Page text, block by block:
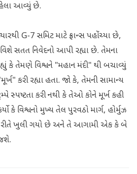
આવ્યું છે.
G-7 સમિટ માટે ફ્રાન્સ પહોંચ્યા છે,
સતત નિવેદનો આપી રહ્યા છે. તેમના
કે તેમણે વિશ્વને "મહાન મંદી" થી બચાવ્યું
કરી રહ્યા હતા. જો કે, તેમની સામાન્ય
સ્પષ્ટતા કરી નથી કે તેઓ કોને મૂર્ખ કહી
કે વિશ્વનો મુખ્ય તેલ પુરવઠો માર્ગ, હોર્મુઝ
રીતે ખુલી ગયો છે અને તે આગામી એક કે બે